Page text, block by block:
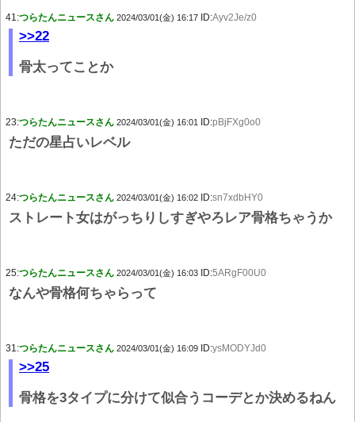
41:つらたんニュースさん 2024/03/01(金) 16:17 ID:Ayv2Je/z0
>>22
骨太ってことか
23:つらたんニュースさん 2024/03/01(金) 16:01 ID:pBjFXg0o0
ただの星占いレベル
24:つらたんニュースさん 2024/03/01(金) 16:02 ID:sn7xdbHY0
ストレート女はがっちりしすぎやろレア骨格ちゃうか
25:つらたんニュースさん 2024/03/01(金) 16:03 ID:5ARgF00U0
なんや骨格何ちゃらって
31:つらたんニュースさん 2024/03/01(金) 16:09 ID:ysMODYJd0
>>25
骨格を3タイプに分けて似合うコーデとか決めるねん